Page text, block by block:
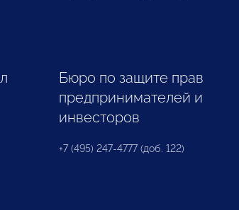
Бюро по защите прав
предпринимателей и
инвесторов
+7 (495) 247-4777 (доб. 122)